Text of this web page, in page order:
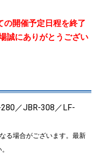
の開催予定日程を終了
誠にありがとうござい
／JBR-308／LF-
る場合がございます。最新